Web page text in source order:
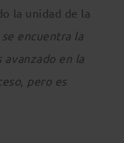
la unidad de la
encuentra la
avanzado en la
pero es